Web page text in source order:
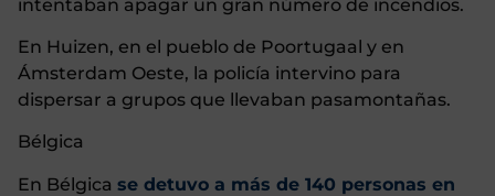
intentaban apagar un gran número de incendios.
En Huizen, en el pueblo de Poortugaal y en
Ámsterdam Oeste, la policía intervino para
dispersar a grupos que llevaban pasamontañas.
Bélgica
En Bélgica se detuvo a más de 140 personas en